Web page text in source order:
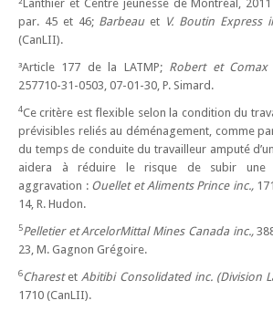
²Lanthier et Centre jeunesse de Montréal,
par. 45 et 46; Barbeauet V. Boutin Express
(CanLII).
³Article 177 de la LATMP; Robert et Comax
257710-31-0503, 07-01-30, P. Simard.
4Ce critère est flexible selon la condition du
prévisibles reliés au déménagement, comme
du temps de conduite du travailleur amputé
aidera à réduire le risque de subir une
aggravation :Ouellet et Aliments Prince inc.,
14, R. Hudon.
5Pelletier et ArcelorMittal Mines Canada inc.,
23, M. Gagnon Grégoire.
6Charestet Abitibi Consolidated inc. (Division
1710 (CanLII).